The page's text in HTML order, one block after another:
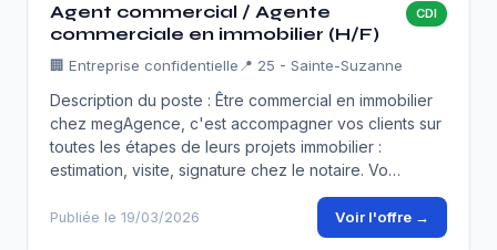
Agent commercial / Agente
commerciale en immobilier (H/F)
CDI
🏢 Entreprise confidentielle 📍 25 - Sainte-Suzanne
Description du poste : Être commercial en immobilier
chez megAgence, c'est accompagner vos clients sur
toutes les étapes de leurs projets immobilier :
estimation, visite, signature chez le notaire. Vo…
Publiée le 19/03/2026 Voir l'offre →